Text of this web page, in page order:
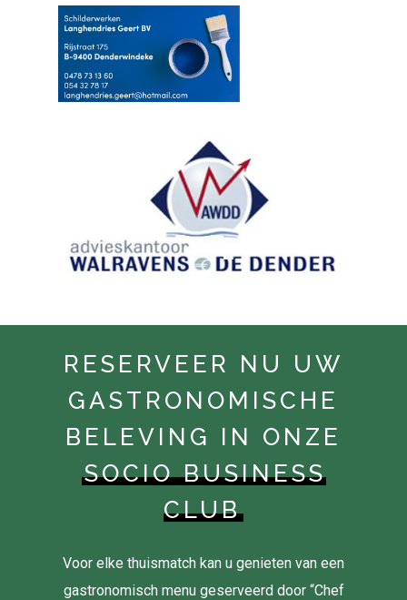
RESERVEER NU UW
GASTRONOMISCHE
BELEVING IN ONZE
SOCIO BUSINESS
CLUB
Voor elke thuismatch kan u genieten van een
gastronomisch menu geserveerd door “Chef